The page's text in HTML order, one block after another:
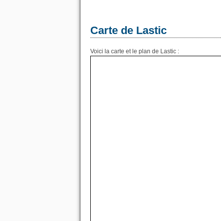
Carte de Lastic
Voici la carte et le plan de Lastic :